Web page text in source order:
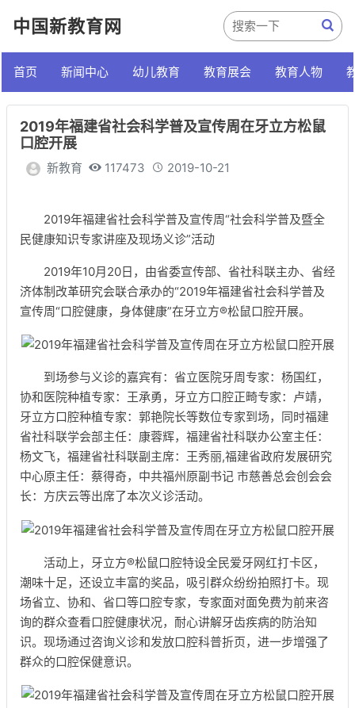
中国新教育网
首页 新闻中心 幼儿教育 教育展会 教育人物
2019年福建省社会科学普及宣传周在牙立方松鼠
口腔开展
新教育 117473 2019-10-21
2019年福建省社会科学普及宣传周“社会科学普及暨全
民健康知识专家讲座及现场义诊”活动
2019年10月20日，由省委宣传部、省社科联主办、省经
济体制改革研究会联合承办的“2019年福建省社会科学普及
宣传周“口腔健康，身体健康”在牙立方®松鼠口腔开展。
到场参与义诊的嘉宾有：省立医院牙周专家：杨国红，
协和医院种植专家：王承勇，牙立方口腔正畸专家：卢靖，
牙立方口腔种植专家：郭艳院长等数位专家到场，同时福建
省社科联学会部主任：康蓉辉，福建省社科联办公室主任：
杨文飞，福建省社科联副主席：王秀丽,福建省政府发展研究
中心原主任：蔡得奇，中共福州原副书记 市慈善总会创会会
长：方庆云等出席了本次义诊活动。
活动上，牙立方®松鼠口腔特设全民爱牙网红打卡区，
潮味十足，还设立丰富的奖品，吸引群众纷纷拍照打卡。现
场省立、协和、省口等口腔专家，专家面对面免费为前来咨
询的群众查看口腔健康状况，耐心讲解牙齿疾病的防治知
识。现场通过咨询义诊和发放口腔科普折页，进一步增强了
群众的口腔保健意识。